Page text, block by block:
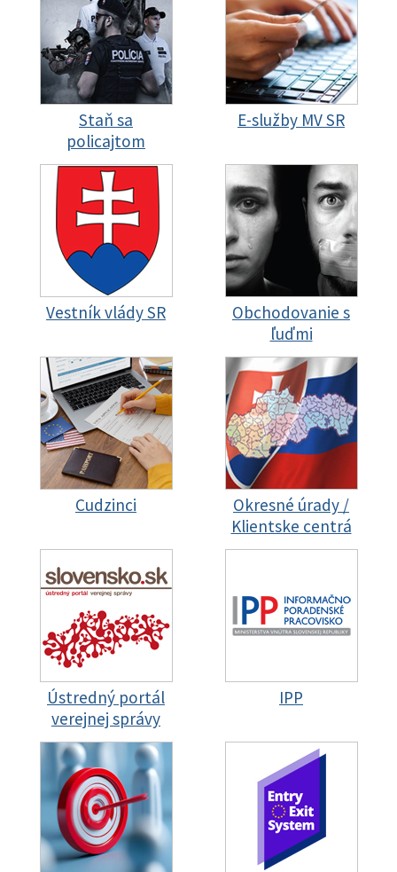
Staň sa
policajtom
E-služby MV SR
Vestník vlády SR
Obchodovanie s
ľuďmi
Cudzinci
Okresné úrady /
Klientske centrá
Ústredný portál
verejnej správy
IPP